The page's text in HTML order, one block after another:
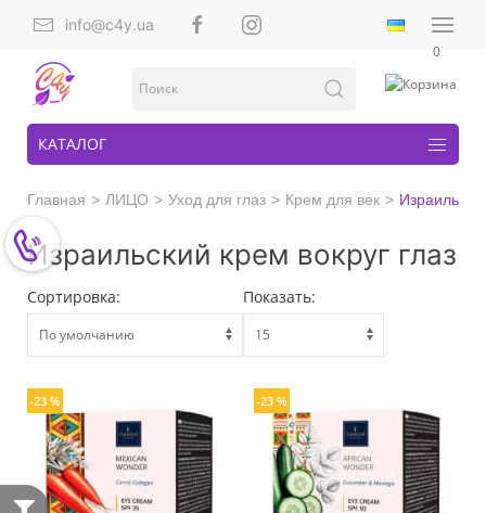
info@c4y.ua
0
КАТАЛОГ
Главная ЛИЦО Уход для глаз Крем для век Израиль
Израильский крем вокруг глаз
Сортировка: Показать:
-23 % -23 %